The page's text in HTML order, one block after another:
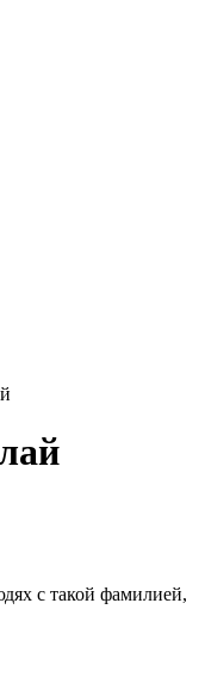
с такой фамилией,